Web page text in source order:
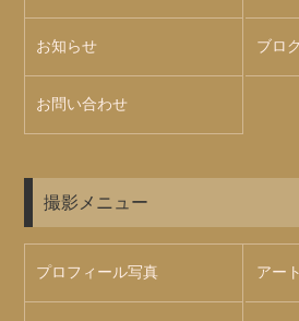
お知らせ ブロ
お問い合わせ
撮影メニュー
プロフィール写真 アー